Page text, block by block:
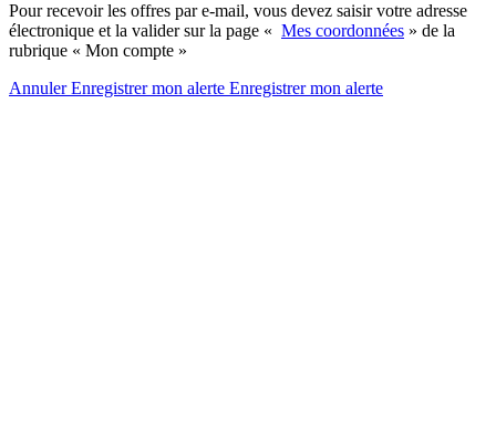
Pour recevoir les offres par e-mail, vous devez saisir votre adresse
électronique et la valider sur la page « Mes coordonnées » de la
rubrique « Mon compte »
AnnulerEnregistrer mon alerte Enregistrermon alerte